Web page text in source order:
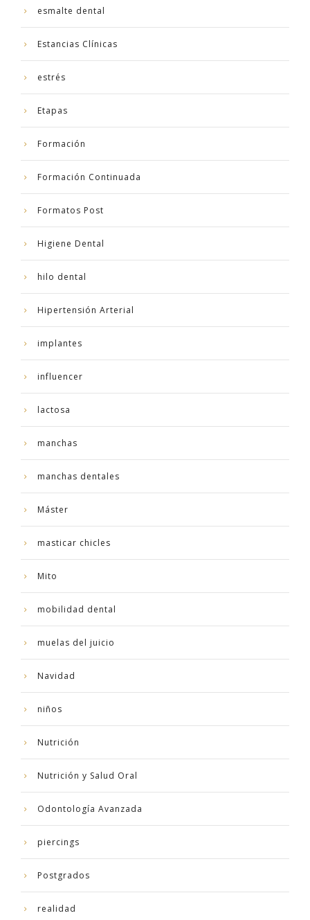
esmalte dental
Estancias Clínicas
estrés
Etapas
Formación
Formación Continuada
Formatos Post
Higiene Dental
hilo dental
Hipertensión Arterial
implantes
influencer
lactosa
manchas
manchas dentales
Máster
masticar chicles
Mito
mobilidad dental
muelas del juicio
Navidad
niños
Nutrición
Nutrición y Salud Oral
Odontología Avanzada
piercings
Postgrados
realidad